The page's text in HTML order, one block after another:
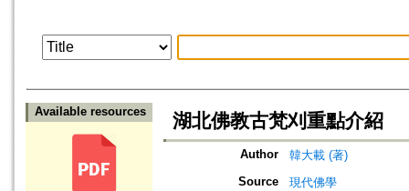
Available resources 湖北佛教古梵刈重點介紹
Author
韓大載 (著)
Source
現代佛學